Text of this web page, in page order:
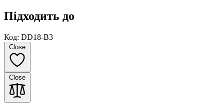
Підходить до
Код: DD18-B3
Close
Close